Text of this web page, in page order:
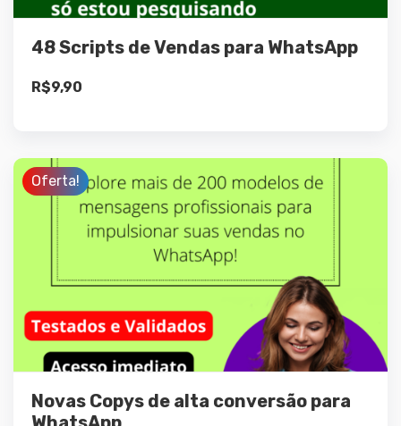
48 Scripts de Vendas para WhatsApp
R$9,90
carrinho
Oferta!
Novas Copys de alta conversão para
Detalhes
Adicionar ao
carrinho